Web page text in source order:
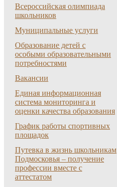
Всероссийская олимпиада
школьников
Муниципальные услуги
Образование детей с
особыми образовательными
потребностями
Вакансии
Единая информационная
система мониторинга и
оценки качества образования
График работы спортивных
площадок
Путевка в жизнь школьникам
Подмосковья – получение
профессии вместе с
аттестатом